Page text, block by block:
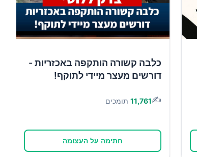
כלבה קשורה הותקפה באכזריות -
דורשים מעצר מיידי לתוקף!
✍️
11,761 תומכים
חתימה על העצומה